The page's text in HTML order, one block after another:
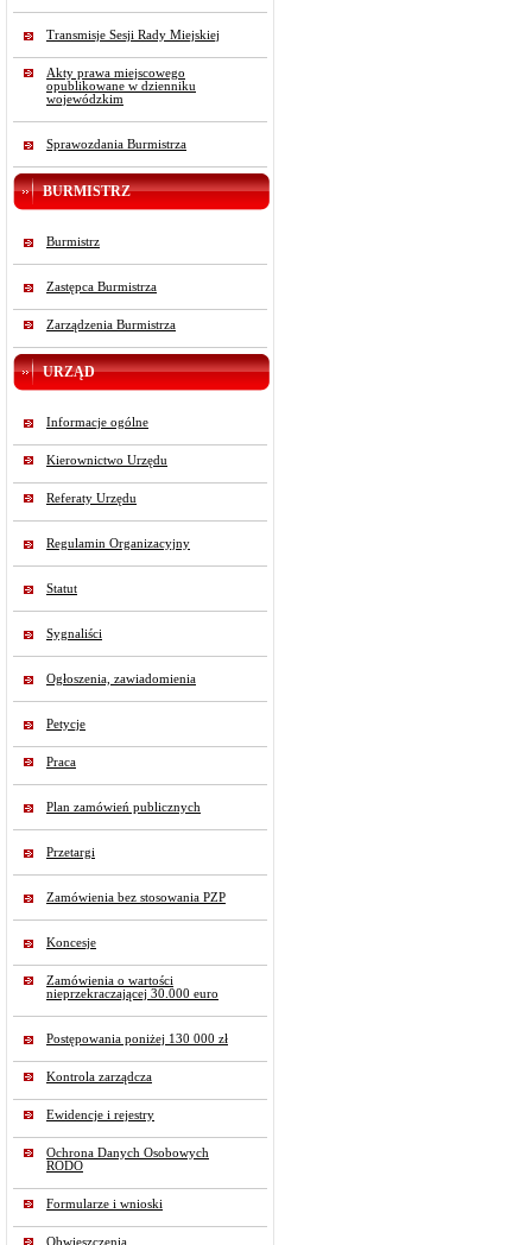
Transmisje Sesji Rady Miejskiej
Akty prawa miejscowego
opublikowane w dzienniku
wojewódzkim
Sprawozdania Burmistrza
BURMISTRZ
Burmistrz
Zastępca Burmistrza
Zarządzenia Burmistrza
URZĄD
Informacje ogólne
Kierownictwo Urzędu
Referaty Urzędu
Regulamin Organizacyjny
Statut
Sygnaliści
Ogłoszenia, zawiadomienia
Petycje
Praca
Plan zamówień publicznych
Przetargi
Zamówienia bez stosowania PZP
Koncesje
Zamówienia o wartości
nieprzekraczającej 30.000 euro
Postępowania poniżej 130 000 zł
Kontrola zarządcza
Ewidencje i rejestry
Ochrona Danych Osobowych
RODO
Formularze i wnioski
Obwieszczenia